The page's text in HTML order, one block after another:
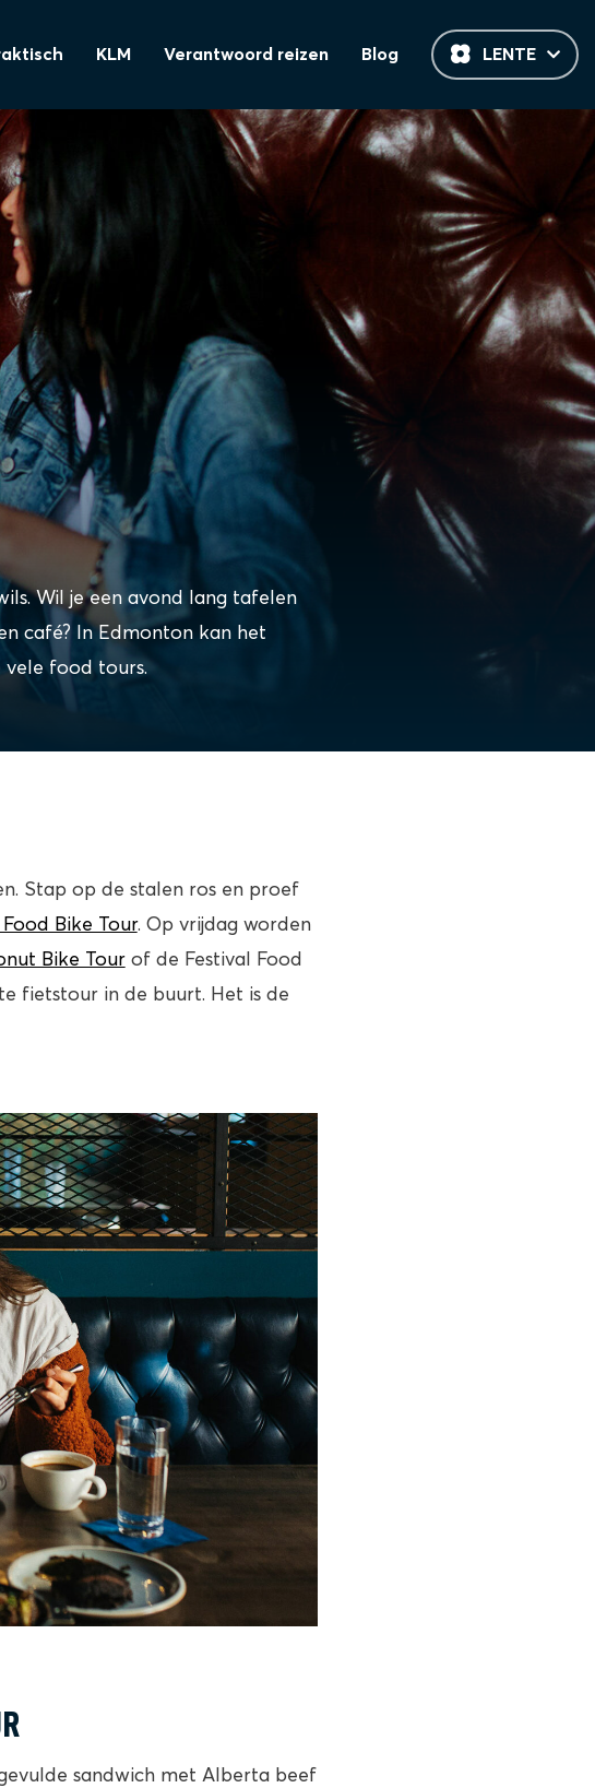
KLM Verantwoord reizen Blog LENTE
Wil je een avond lang tafelen
café? In Edmonton kan het
vele food tours.
Stap op de stalen ros en proef
Bike Tour. Op vrijdag worden
Bike Tourof de Festival Food
fietstour in de buurt. Het is de
sandwich met Alberta beef